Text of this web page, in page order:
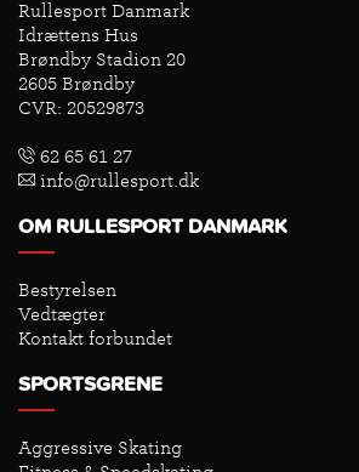
Rullesport Danmark
Idrættens Hus
Brøndby Stadion 20
2605 Brøndby
CVR: 20529873
62 65 61 27
info@rullesport.dk
OM RULLESPORT DANMARK
Bestyrelsen
Vedtægter
Kontakt forbundet
SPORTSGRENE
Aggressive Skating